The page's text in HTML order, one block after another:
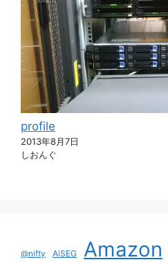
profile
2013年8月7日
しおんぐ
@nifty AiSEG Amazon